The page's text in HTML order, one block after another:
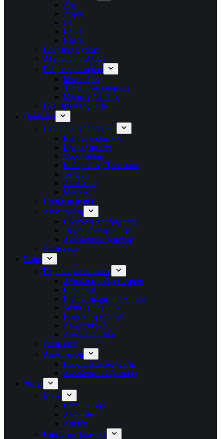
Λάκ
Αφρός
Gel
Κεριά
Πηλός
Βούρτσες / χτένες
Αξεσουάρ μαλλιών
Είδη κομμωτηρίου
Μπομπάρια
Ψαλίδια για κούρεμα
Μπέρτες / Ποδιές
Ηλεκτρικά εργαλεία
Πρόσωπο
Περιποίηση προσώπου
Κρέμες προσώπου
Κρέμες ματιών
Οροί / serum
Καθαρισμός Προσώπου
Τόνωση
Απολέπιση
Μάσκες
Προϊόντα ακμής
Αποτριχωση
Προϊόντα Αποτρίχωσης
Τσιμπιδάκια φρυδιών
Αναλώσιμα-αξεσουάρ
Αντηλιακά
Σώμα
Περιποίηση σώματος
Αφρόλουτρο/Σφουγγάρια
Body mist
Κρέμες σώματος \ Λοσιόν
Scrub \ Body Oils
Ευαίσθητη περιοχή
Αδυνατιστικά
Αυτομαυριστικά
Αντηλιακά
Αποτρίχωση
Προϊοντα αποτριχωσης
Αναλώσιμα / αξεσουάρ
Νύχια
Μανό
Βάσεις / Tops
Χρώματα
Ασετόν
Ημιμόνιμα βερνίκια